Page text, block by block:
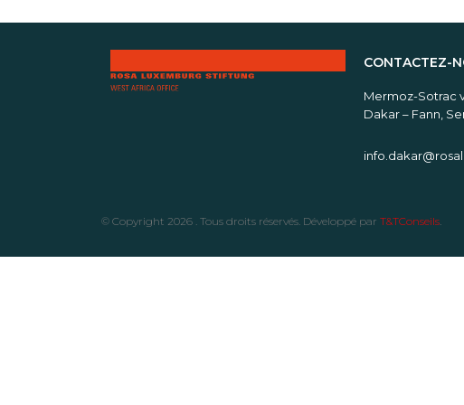
CONTACTEZ-
Mermoz-Sotrac
Dakar – Fann,
© Copyright 2026 . Tous droits réservés. Développé par T&TConseils.